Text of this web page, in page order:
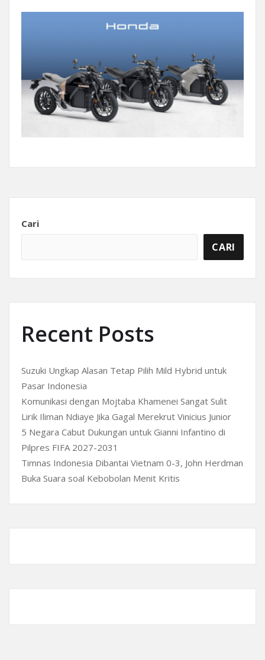
Cari
CARI
Recent Posts
Suzuki Ungkap Alasan Tetap Pilih Mild Hybrid untuk
Pasar Indonesia
Komunikasi dengan Mojtaba Khamenei Sangat Sulit
Lirik Iliman Ndiaye Jika Gagal Merekrut Vinicius Junior
5 Negara Cabut Dukungan untuk Gianni Infantino di
Pilpres FIFA 2027-2031
Timnas Indonesia Dibantai Vietnam 0-3, John Herdman
Buka Suara soal Kebobolan Menit Kritis